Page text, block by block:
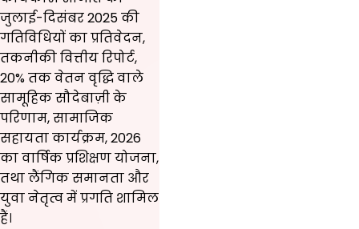
जुलाई-दिसंबर 2025 की
गतिविधियों का प्रतिवेदन,
तकनीकी वित्तीय रिपोर्ट,
20% तक वेतन वृद्धि वाले
सामूहिक सौदेबाज़ी के
परिणाम, सामाजिक
सहायता कार्यक्रम, 2026
का वार्षिक प्रशिक्षण योजना,
तथा लैंगिक समानता और
युवा नेतृत्व में प्रगति शामिल
हैं।